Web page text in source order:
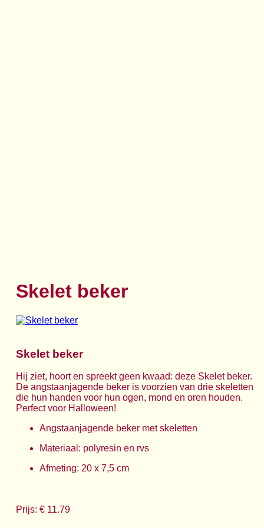
Skelet beker
Skelet beker
Hij ziet, hoort en spreekt geen kwaad: deze Skelet beker.
De angstaanjagende beker is voorzien van drie skeletten
die hun handen voor hun ogen, mond en oren houden.
Perfect voor Halloween!
Angstaanjagende beker met skeletten
Materiaal: polyresin en rvs
Afmeting: 20 x 7,5 cm
Prijs: € 11.79